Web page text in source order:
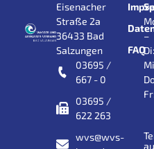
Eisenacher
Straße 2a
36433 Bad
Salzungen
03695 /
667 - 0
03695 /
622 263
wvs@wvs-
FAQ
–
Di: